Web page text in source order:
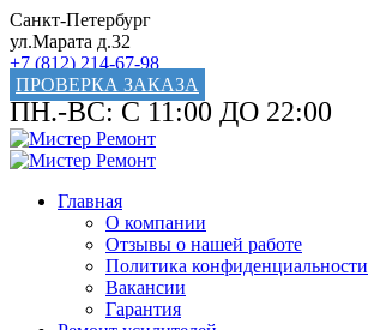
Санкт-Петербург
ул.Марата д.32
+7 (812) 214-67-98
ПРОВЕРКА ЗАКАЗА
ПН.-ВС: С 11:00 ДО 22:00
Главная
О компании
Отзывы о нашей работе
Политика конфиденциальности
Вакансии
Гарантия